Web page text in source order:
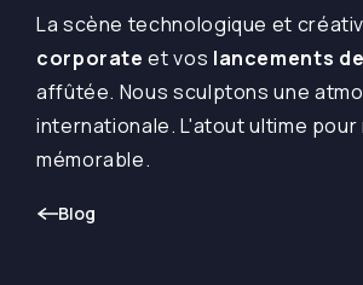
La scène technologique et
corporate et vos lancements
affûtée. Nous sculptons une
internationale. L'atout ultime
mémorable.
Blog